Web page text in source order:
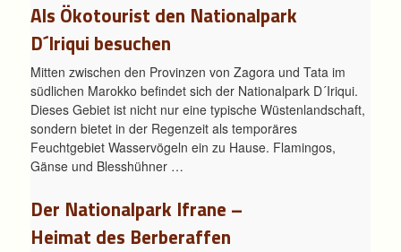
Als Ökotourist den Nationalpark
D´Iriqui besuchen
Mitten zwischen den Provinzen von Zagora und Tata im
südlichen Marokko befindet sich der Nationalpark D´Iriqui.
Dieses Gebiet ist nicht nur eine typische Wüstenlandschaft,
sondern bietet in der Regenzeit als temporäres
Feuchtgebiet Wasservögeln ein zu Hause. Flamingos,
Gänse und Blesshühner …
Der Nationalpark Ifrane –
Heimat des Berberaffen